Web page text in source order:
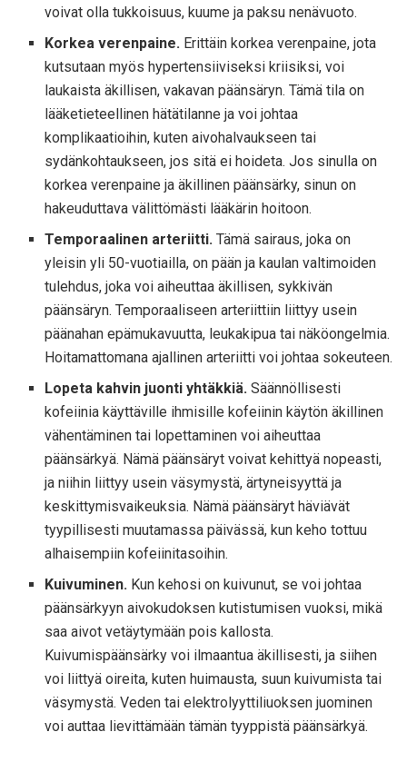
voivat olla tukkoisuus, kuume ja paksu nenävuoto.
Korkea verenpaine. Erittäin korkea verenpaine, jota
kutsutaan myös hypertensiiviseksi kriisiksi, voi
laukaista äkillisen, vakavan päänsäryn. Tämä tila on
lääketieteellinen hätätilanne ja voi johtaa
komplikaatioihin, kuten aivohalvaukseen tai
sydänkohtaukseen, jos sitä ei hoideta. Jos sinulla on
korkea verenpaine ja äkillinen päänsärky, sinun on
hakeuduttava välittömästi lääkärin hoitoon.
Temporaalinen arteriitti. Tämä sairaus, joka on
yleisin yli 50-vuotiailla, on pään ja kaulan valtimoiden
tulehdus, joka voi aiheuttaa äkillisen, sykkivän
päänsäryn. Temporaaliseen arteriittiin liittyy usein
päänahan epämukavuutta, leukakipua tai näköongelmia.
Hoitamattomana ajallinen arteriitti voi johtaa sokeuteen.
Lopeta kahvin juonti yhtäkkiä. Säännöllisesti
kofeiinia käyttäville ihmisille kofeiinin käytön äkillinen
vähentäminen tai lopettaminen voi aiheuttaa
päänsärkyä. Nämä päänsäryt voivat kehittyä nopeasti,
ja niihin liittyy usein väsymystä, ärtyneisyyttä ja
keskittymisvaikeuksia. Nämä päänsäryt häviävät
tyypillisesti muutamassa päivässä, kun keho tottuu
alhaisempiin kofeiinitasoihin.
Kuivuminen. Kun kehosi on kuivunut, se voi johtaa
päänsärkyyn aivokudoksen kutistumisen vuoksi, mikä
saa aivot vetäytymään pois kallosta.
Kuivumispäänsärky voi ilmaantua äkillisesti, ja siihen
voi liittyä oireita, kuten huimausta, suun kuivumista tai
väsymystä. Veden tai elektrolyyttiliuoksen juominen
voi auttaa lievittämään tämän tyyppistä päänsärkyä.